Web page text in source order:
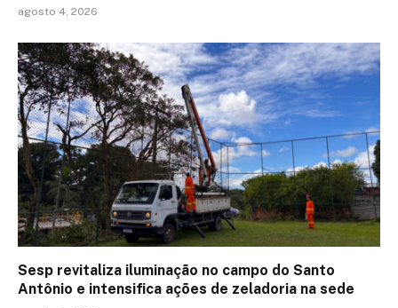
agosto 4, 2026
Sesp revitaliza iluminação no campo do Santo
Antônio e intensifica ações de zeladoria na sede